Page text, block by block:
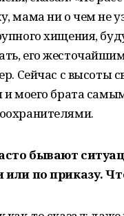
мама ни о чем не
хищения,
его
Сейчас с высоты
и моего брата
бывают
или по приказу.